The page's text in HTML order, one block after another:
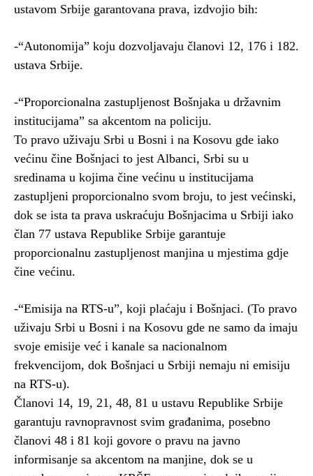
ustavom Srbije garantovana prava, izdvojio bih:
-“Autonomija” koju dozvoljavaju članovi 12, 176 i 182.
ustava Srbije.
-“Proporcionalna zastupljenost Bošnjaka u državnim
institucijama” sa akcentom na policiju.
To pravo uživaju Srbi u Bosni i na Kosovu gde iako
većinu čine Bošnjaci to jest Albanci, Srbi su u
sredinama u kojima čine većinu u institucijama
zastupljeni proporcionalno svom broju, to jest većinski,
dok se ista ta prava uskraćuju Bošnjacima u Srbiji iako
član 77 ustava Republike Srbije garantuje
proporcionalnu zastupljenost manjina u mjestima gdje
čine većinu.
-“Emisija na RTS-u”, koji plaćaju i Bošnjaci. (To pravo
uživaju Srbi u Bosni i na Kosovu gde ne samo da imaju
svoje emisije već i kanale sa nacionalnom
frekvencijom, dok Bošnjaci u Srbiji nemaju ni emisiju
na RTS-u).
Članovi 14, 19, 21, 48, 81 u ustavu Republike Srbije
garantuju ravnopravnost svim građanima, posebno
članovi 48 i 81 koji govore o pravu na javno
informisanje sa akcentom na manjine, dok se u